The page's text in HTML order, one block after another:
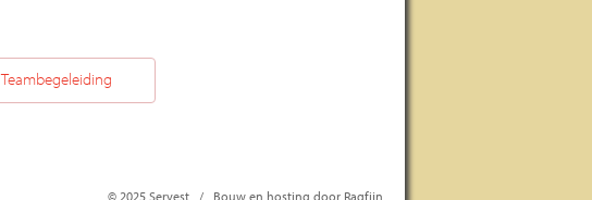
Teambegeleiding
© 2025 Servest / Bouw en hosting door Ragfijn